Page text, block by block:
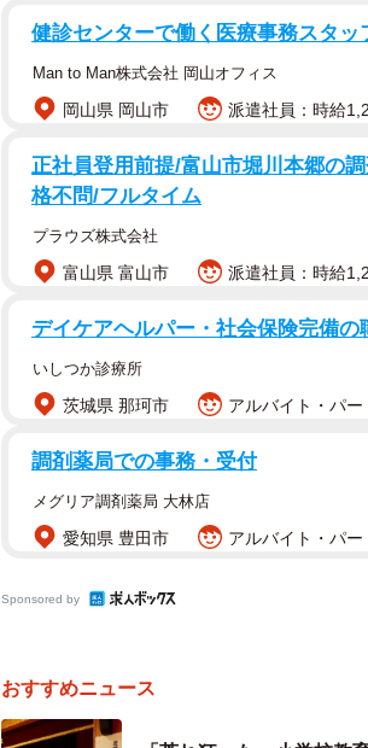
国際的な学力調査において、日本の子ど
プレベルの学力を示してきました。その
といった肯定的な意識が、国際平均と比
そこで、本調査では、より基礎的なスキ
生にかけて、他国と比較してどのように
どのように変化するのか調べたところ、
であり、かつ「計算に自信がある（そう
健診センターで働く医療事務スタッ
Man to Man株式会社 岡山オフィス
岡山県 岡山市 派遣社員：時給
正社員登用前提/富山市堀川本郷の
格不問/フルタイム
プラウズ株式会社
富山県 富山市 派遣社員：時給
デイケアヘルパー・社会保険完備
いしつか診療所
茨城県 那珂市 アルバイト・パ
調剤薬局での事務・受付
メグリア調剤薬局 大林店
愛知県 豊田市 アルバイト・パ
Sponsored by
おすすめニュース